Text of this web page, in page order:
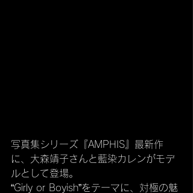
写真集シリーズ『AMPHIS』最新作
に、大森靖子さんと藍染カレンがモデ
ルとして登場。
“Girly or Boyish”をテーマに、対極の魅